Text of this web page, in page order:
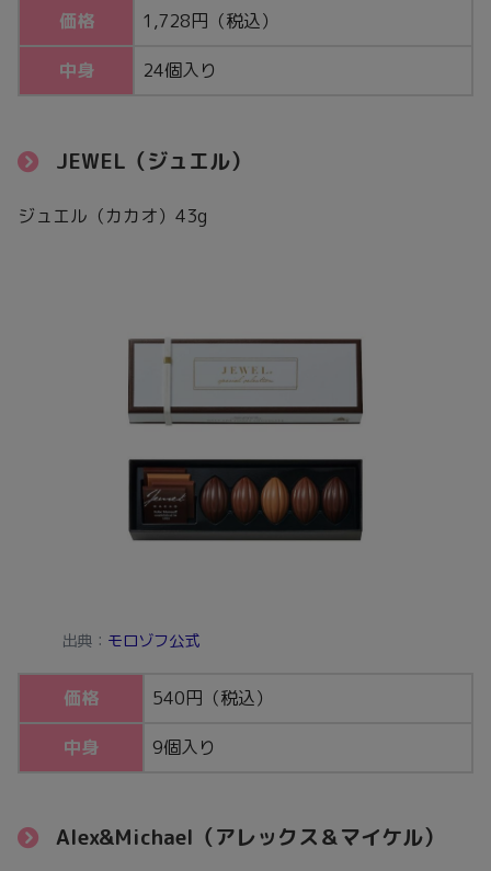
価格 1,728円（税込）
中身 24個入り
JEWEL（ジュエル）
ジュエル（カカオ）43g
出典： モロゾフ公式
価格 540円（税込）
中身 9個入り
Alex&Michael（アレックス＆マイケル）